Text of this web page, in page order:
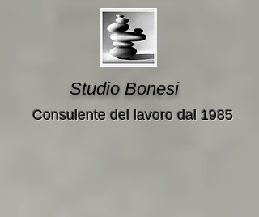
Studio Bonesi
Consulente del lavoro dal 1985